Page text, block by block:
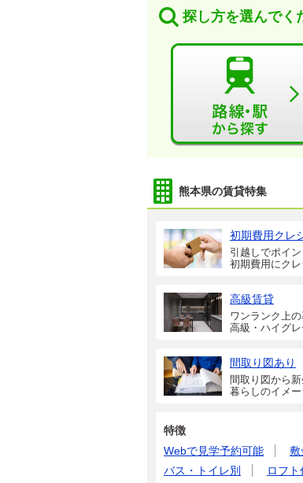
探し方を選んでく
熊本県の賃貸特集
初期費用クレ
引越しでポイン
初期費用にク
高級賃貸
ワンランク上
高級・ハイグ
間取り図あり
間取り図から
暮らしのイメ
特徴
Webで見学予約可能
敷
バス・トイレ別
ロフト